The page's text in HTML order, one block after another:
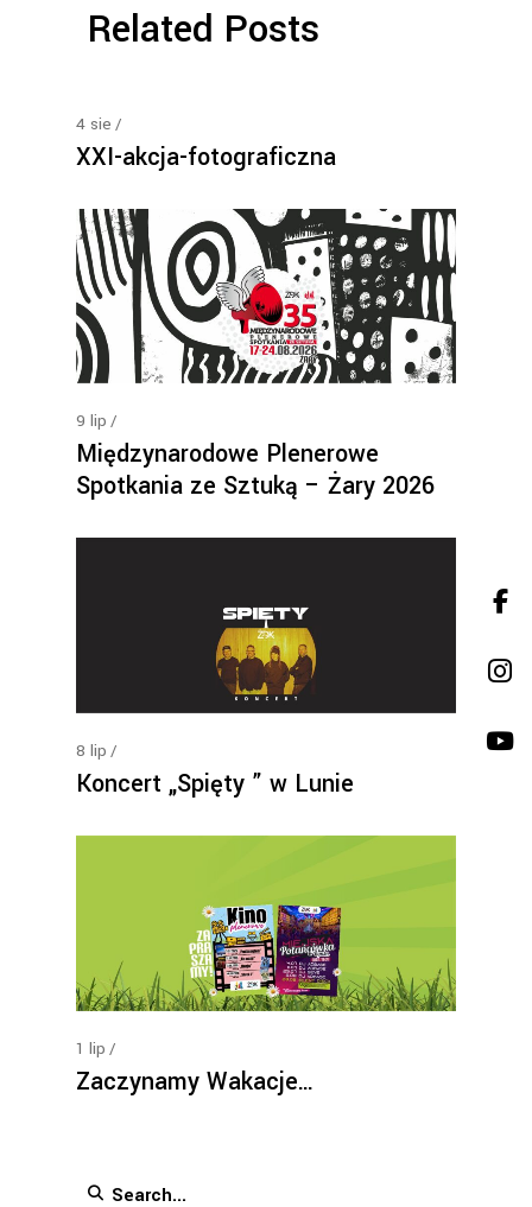
Related Posts
4 sie
XXI-akcja-fotograficzna
9 lip
Międzynarodowe Plenerowe
Spotkania ze Sztuką – Żary 2026
8 lip
Koncert „Spięty ” w Lunie
1 lip
Zaczynamy Wakacje…
Search